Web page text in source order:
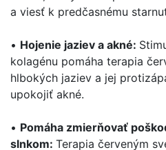
a viesť k predčasnému
• Hojenie jaziev a akné:
kolagénu pomáha terapia
hlbokých jaziev a jej
upokojiť akné.
• Pomáha zmierňovať
slnkom: Terapia červeným